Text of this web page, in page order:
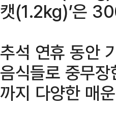
캣(1.2kg)’은
추석 연휴 동안
음식들로 중무장
까지 다양한 매